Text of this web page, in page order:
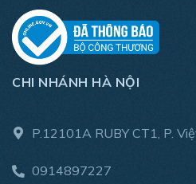
CHI NHÁNH HÀ NỘI
P.12101A RUBY CT1, P.
0914897227